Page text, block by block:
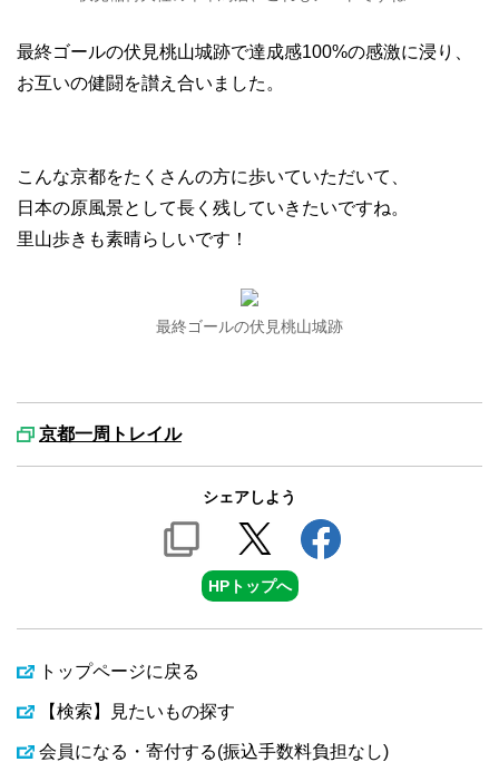
最終ゴールの伏見桃山城跡で達成感100%の感激に浸り、
お互いの健闘を讃え合いました。
こんな京都をたくさんの方に歩いていただいて、
日本の原風景として長く残していきたいですね。
里山歩きも素晴らしいです！
最終ゴールの伏見桃山城跡
京都一周トレイル
シェアしよう
HPトップへ
トップページに戻る
【検索】見たいもの探す
会員になる・寄付する(振込手数料負担なし)